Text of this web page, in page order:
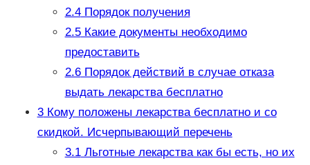
2.4Порядок получения
2.5Какие документы необходимо
предоставить
2.6Порядок действий в случае отказа
выдать лекарства бесплатно
3Кому положены лекарства бесплатно и со
скидкой. Исчерпывающий перечень
3.1Льготные лекарства как бы есть, но их